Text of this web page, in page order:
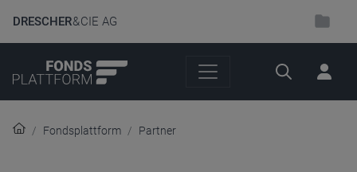
DRESCHER& CIE AG
Suche
Fondsplattform Partner